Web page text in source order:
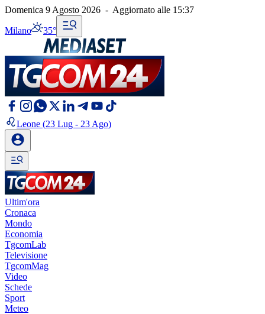
Domenica 9 Agosto 2026 - Aggiornato alle 15:37
Milano 35°
Leone (23 Lug - 23 Ago)
Ultim'ora
Cronaca
Mondo
Economia
TgcomLab
Televisione
TgcomMag
Video
Schede
Sport
Meteo